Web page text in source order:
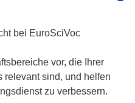
bei EuroSciVoc
vor, die Ihrer
relevant sind, und helfen
zu verbessern.